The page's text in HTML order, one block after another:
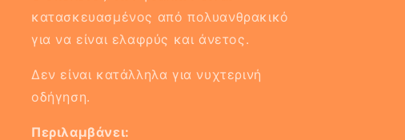
κατασκευασμένος από πολυανθρακικό
για να είναι ελαφρύς και άνετος.
Δεν είναι κατάλληλα για νυχτερινή
οδήγηση.
Περιλαμβάνει: